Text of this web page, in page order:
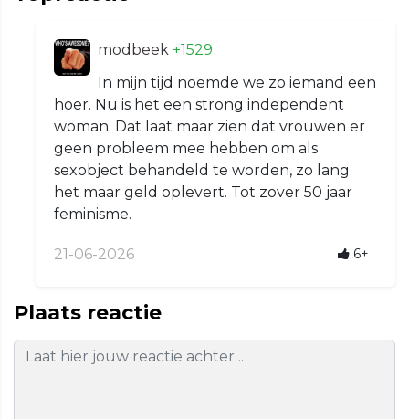
modbeek +1529
In mijn tijd noemde we zo iemand een
hoer. Nu is het een strong independent
woman. Dat laat maar zien dat vrouwen er
geen probleem mee hebben om als
sexobject behandeld te worden, zo lang
het maar geld oplevert. Tot zover 50 jaar
feminisme.
21-06-2026 6+
Plaats reactie